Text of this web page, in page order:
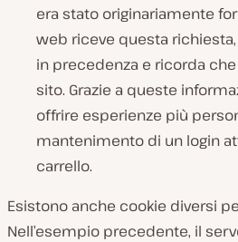
era stato originariamente
web riceve questa
in precedenza e ricorda
sito. Grazie a queste
offrire esperienze più
mantenimento di un login
carrello.
Esistono anche cookie diversi
Nell’esempio precedente, il